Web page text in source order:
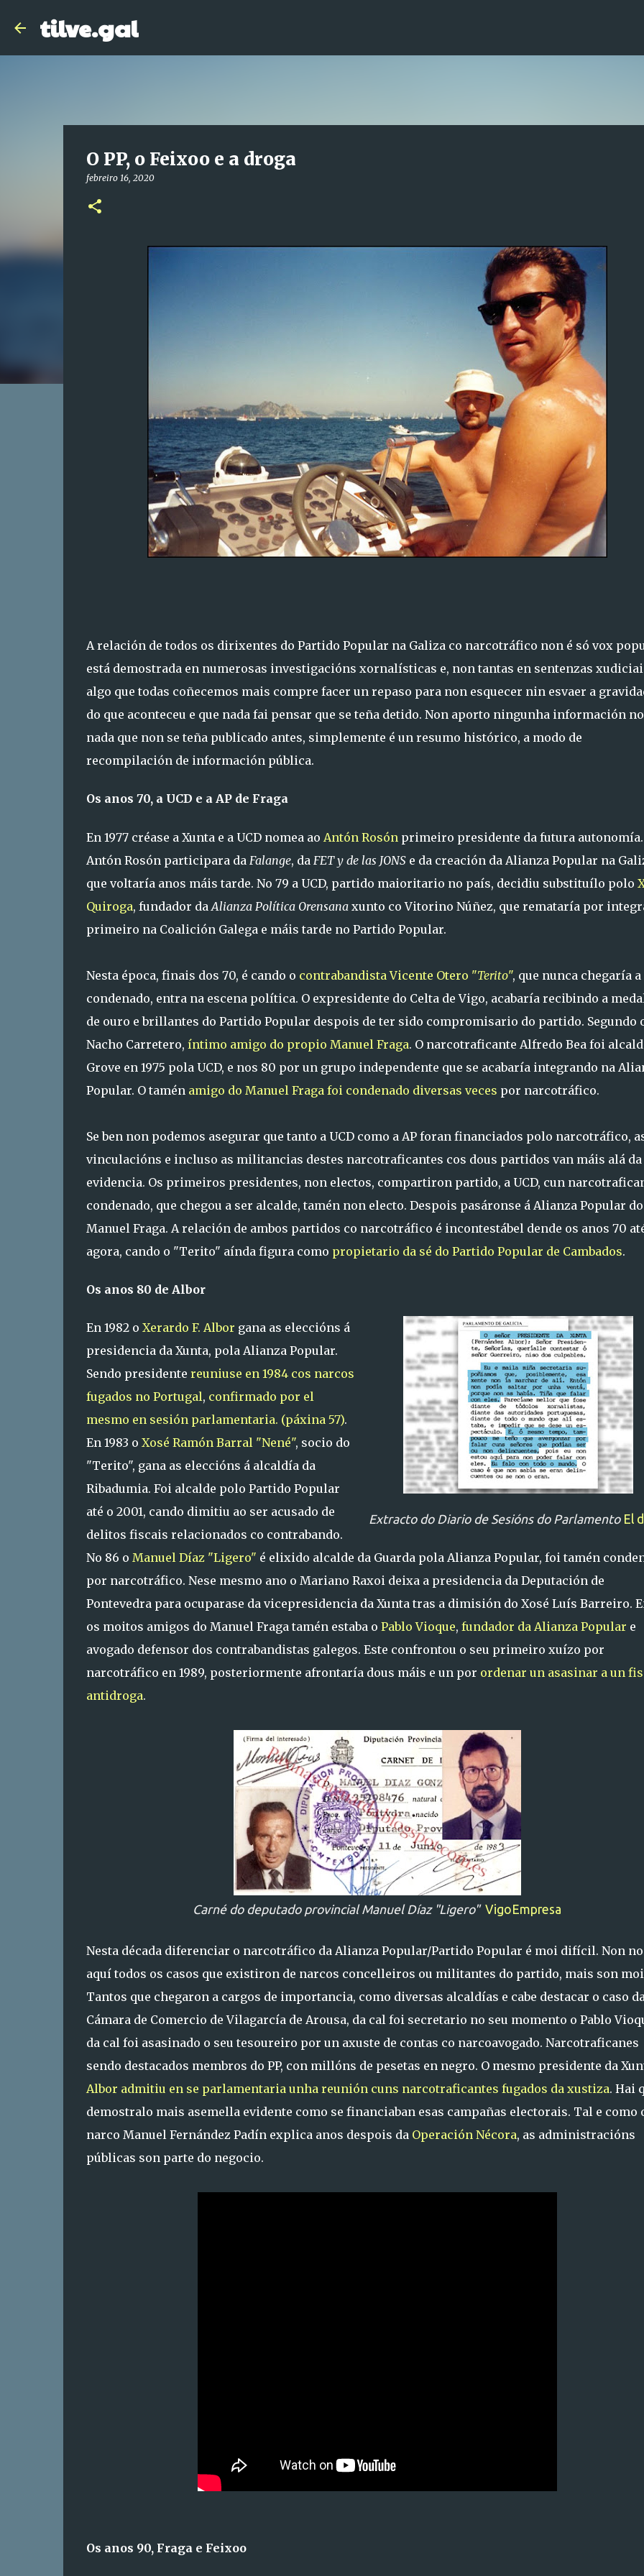
tilve.gal
O PP, o Feixoo e a droga
febreiro 16, 2020
A relación de todos os dirixentes do Partido Popular na Galiza co narcotráfico non é só vox
está demostrada en numerosas investigacións xornalísticas e, non tantas en sentenzas
algo que todas coñecemos mais compre facer un repaso para non esquecer nin esvaer a
do que aconteceu e que nada fai pensar que se teña detido. Non aporto ningunha información
nada que non se teña publicado antes, simplemente é un resumo histórico, a modo de
recompilación de información pública.
Os anos 70, a UCD e a AP de Fraga
En 1977 créase a Xunta e a UCD nomea ao Antón Rosón primeiro presidente da futura autonomía.
Antón Rosón participara da Falange, da FET y de las JONSe da creación da Alianza Popular na
que voltaría anos máis tarde. No 79 a UCD, partido maioritario no país, decidiu substituílo polo
Quiroga, fundador da Alianza Política Orensanaxunto co Vitorino Núñez, que remataría por
primeiro na Coalición Galega e máis tarde no Partido Popular.
Nesta época, finais dos 70, é cando o contrabandista Vicente Otero "Terito", que nunca chegaría a
condenado, entra na escena política. O expresidente do Celta de Vigo, acabaría recibindo a
de ouro e brillantes do Partido Popular despois de ter sido compromisario do partido. Segundo
Nacho Carretero, íntimo amigo do propio Manuel Fraga. O narcotraficante Alfredo Bea foi
Grove en 1975 pola UCD, e nos 80 por un grupo independente que se acabaría integrando na
Popular. O tamén amigo do Manuel Fraga foi condenado diversas veces por narcotráfico.
Se ben non podemos asegurar que tanto a UCD como a AP foran financiados polo narcotráfico,
vinculacións e incluso as militancias destes narcotraficantes cos dous partidos van máis alá da
evidencia. Os primeiros presidentes, non electos, compartiron partido, a UCD, cun
condenado, que chegou a ser alcalde, tamén non electo. Despois pasáronse á Alianza Popular do
Manuel Fraga. A relación de ambos partidos co narcotráfico é incontestábel dende os anos 70
agora, cando o "Terito" aínda figura como propietario da sé do Partido Popular de Cambados.
Os anos 80 de Albor
Extracto do Diario de Sesións do Parlamento El
En 1982 o Xerardo F. Albor gana as eleccións á
presidencia da Xunta, pola Alianza Popular.
Sendo presidente reuniuse en 1984 cos narcos
fugados no Portugal, confirmado por el
mesmo en sesión parlamentaria. (páxina 57).
En 1983 o Xosé Ramón Barral "Nené", socio do
"Terito", gana as eleccións á alcaldía da
Ribadumia. Foi alcalde polo Partido Popular
até o 2001, cando dimitiu ao ser acusado de
delitos fiscais relacionados co contrabando.
No 86 o Manuel Díaz "Ligero" é elixido alcalde da Guarda pola Alianza Popular, foi tamén
por narcotráfico. Nese mesmo ano o Mariano Raxoi deixa a presidencia da Deputación de
Pontevedra para ocuparase da vicepresidencia da Xunta tras a dimisión do Xosé Luís Barreiro.
os moitos amigos do Manuel Fraga tamén estaba o Pablo Vioque, fundador da Alianza Popular e
avogado defensor dos contrabandistas galegos. Este confrontou o seu primeiro xuízo por
narcotráfico en 1989, posteriormente afrontaría dous máis e un por ordenar un asasinar a un
antidroga.
Carné do deputado provincial Manuel Díaz "Ligero" VigoEmpresa
Nesta década diferenciar o narcotráfico da Alianza Popular/Partido Popular é moi difícil. Non
aquí todos os casos que existiron de narcos concelleiros ou militantes do partido, mais son
Tantos que chegaron a cargos de importancia, como diversas alcaldías e cabe destacar o caso
Cámara de Comercio de Vilagarcía de Arousa, da cal foi secretario no seu momento o Pablo
da cal foi asasinado o seu tesoureiro por un axuste de contas co narcoavogado. Narcotraficanes
sendo destacados membros do PP, con millóns de pesetas en negro. O mesmo presidente da
Albor admitiu en se parlamentaria unha reunión cuns narcotraficantes fugados da xustiza. Hai
demostralo mais asemella evidente como se financiaban esas campañas electorais. Tal e como
narco Manuel Fernández Padín explica anos despois da Operación Nécora, as administracións
públicas son parte do negocio.
Os anos 90, Fraga e Feixoo